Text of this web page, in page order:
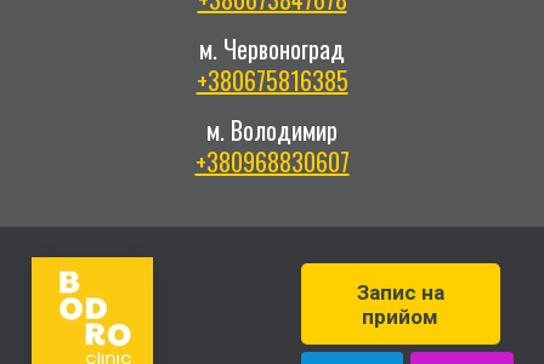
м. Червоноград
+380675816385
м. Володимир
+380968830607
Запис на
прийом